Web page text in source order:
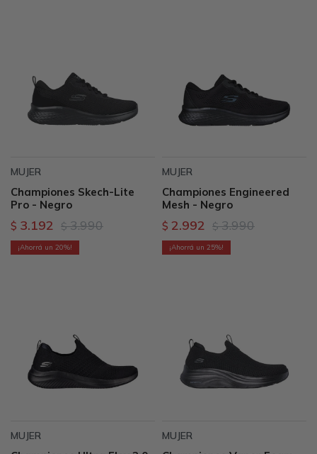
MUJER
Championes Skech-Lite
Pro - Negro
$ 3.192 $ 3.990
20
MUJER
Championes Engineered
Mesh - Negro
$ 2.992 $ 3.990
25
MUJER MUJER